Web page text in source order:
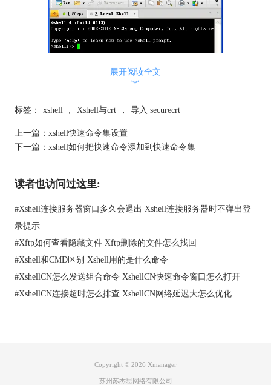
图1：xshell与securecrt界面对比
对于两款软件的默认界面，xshell黑底白字，securecrt是白底黑
字，两者更好相反，但是两者都可以更改背景与文字的颜色。不
三、 优缺点对比
优点 缺点
键入比较困难
可调整Script执行顺序
支持布局切换
Unicode制表符支持不
展开阅读全文
︾
标签： xshell ， Xshell与crt ， 导入 securecrt
上一篇： xshell快速命令集设置
下一篇： xshell如何把快速命令添加到快速命令集
读者也访问过这里:
#Xshell连接服务器窗口多久会退出 Xshell连接服务器时不弹出登
录提示
#Xftp如何查看隐藏文件 Xftp删除的文件怎么找回
#Xshell和CMD区别 Xshell用的是什么命令
#XshellCN怎么发送组合命令 XshellCN快速命令窗口怎么打开
#XshellCN连接超时怎么排查 XshellCN网络延迟大怎么优化
Copyright © 2026 Xmanager
苏州苏杰思网络有限公司